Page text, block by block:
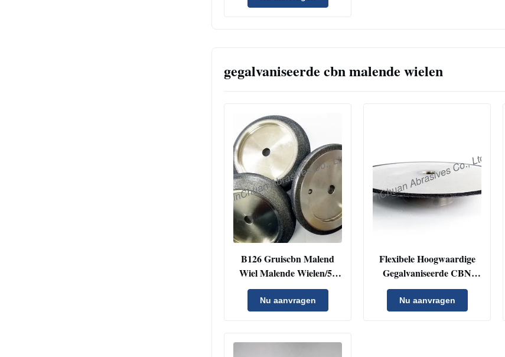
gegalvaniseerde cbn malende wielen
B126 Gruiscbn Malend
Wiel Malende Wielen/5“
7/39.5 houten-Mizer
Nu aanvragen
Flexibele Hoogwaardige
Gegalvaniseerde CBN
Malende Wielen voor
Metaal/Steen
Nu aanvragen